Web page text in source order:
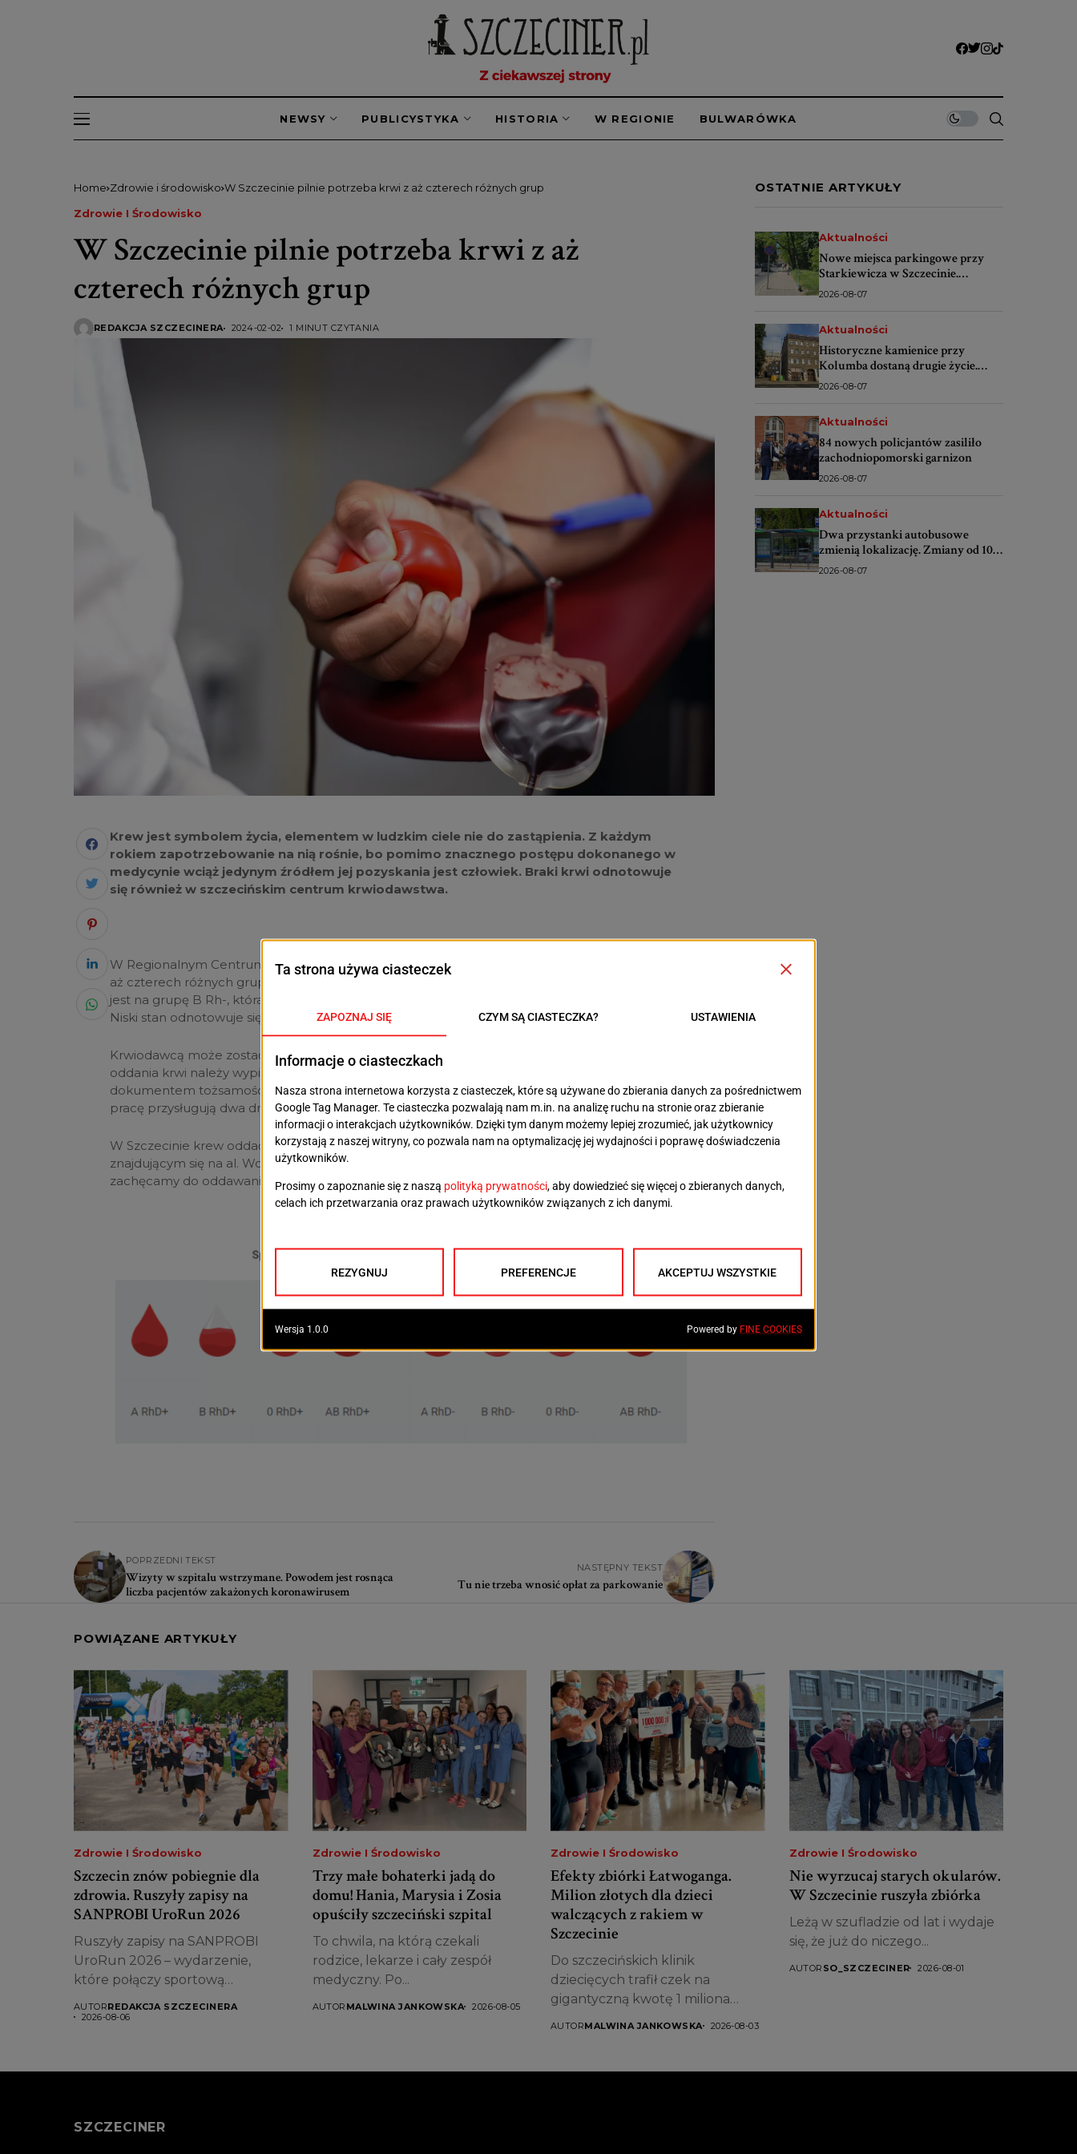
NEWSY PUBLICYSTYKA HISTORIA W REGIONIE BULWARÓWKA
Home Zdrowie i środowisko W Szczecinie pilnie potrzeba krwi z aż czterech różnych grup
Zdrowie I Środowisko
W Szczecinie pilnie potrzeba krwi z aż
czterech różnych grup
REDAKCJA SZCZECINERA 2024-02-02 1 MINUT CZYTANIA
Krew jest symbolem życia, elementem w ludzkim ciele nie do zastąpienia. Z każdym
rokiem zapotrzebowanie na nią rośnie, bo pomimo znacznego postępu dokonanego w
medycynie wciąż jedynym źródłem jej pozyskania jest człowiek. Braki krwi odnotowuje
się również w szczecińskim centrum krwiodawstwa.
W Regionalnym Centrum Krwiodawstwa i Krwiolecznictwa w Szczecinie pilnie potrzeba krwi z
aż czterech różnych grup. Według stanu na dzień 1 lutego 2024 największe zapotrzebowanie
jest na grupę B Rh-, która jest drugą najrzadziej występującą grupą krwi w Polsce oraz 0 Rh-.
Niski stan odnotowuje się również w zasobach krwi 0 Rh+ oraz A Rh-.
Krwiodawcą może zostać osoba zdrowa w wieku od 18 do 65 lat. Przed samą procedurą
oddania krwi należy wypić minimum 1,5 litra wody. Do oddziału powinno zgłosić się z aktualnym
dokumentem tożsamości. Dodatkowo, Honorowym Dawcom Krwi zatrudnionym na umowę o
pracę przysługują dwa dni wolnego.
W Szczecinie krew oddać można w Regionalnym Centrum Krwiodawstwa i Krwiolecznictwa
znajdującym się na al. Wojska Polskiego 80/82. Wszystkie osoby spełniające powyższe kryteria
zachęcamy do oddawania krwi, która ratuje życie.
POPRZEDNI TEKST
Wizyty w szpitalu wstrzymane. Powodem jest rosnąca
liczba pacjentów zakażonych koronawirusem
NASTĘPNY TEKST
Tu nie trzeba wnosić opłat za parkowanie
OSTATNIE ARTYKUŁY
Aktualności
Nowe miejsca parkingowe przy
Starkiewicza w Szczecinie.
Wybrano wykonawcę
2026-08-07
Aktualności
Historyczne kamienice przy
Kolumba dostaną drugie życie.
Rusza wielki remont
2026-08-07
Aktualności
84 nowych policjantów zasiliło
zachodniopomorski garnizon
2026-08-07
Aktualności
Dwa przystanki autobusowe
zmienią lokalizację. Zmiany od 10
sierpnia
2026-08-07
POWIĄZANE ARTYKUŁY
Zdrowie I Środowisko
Szczecin znów pobiegnie dla
zdrowia. Ruszyły zapisy na
SANPROBI UroRun 2026
Ruszyły zapisy na SANPROBI
UroRun 2026 – wydarzenie,
które połączy sportową
AUTORREDAKCJA SZCZECINERA
2026-08-06
Zdrowie I Środowisko
Trzy małe bohaterki jadą do
domu! Hania, Marysia i Zosia
opuściły szczeciński szpital
To chwila, na którą czekali
rodzice, lekarze i cały zespół
medyczny. Po...
AUTOR MALWINA JANKOWSKA 2026-08-05
Zdrowie I Środowisko
Efekty zbiórki Łatwoganga.
Milion złotych dla dzieci
walczących z rakiem w
Szczecinie
Do szczecińskich klinik
dziecięcych trafił czek na
gigantyczną kwotę 1 miliona
AUTORMALWINA JANKOWSKA 2026-08-03
Zdrowie I Środowisko
Nie wyrzucaj starych okularów.
W Szczecinie ruszyła zbiórka
Leżą w szufladzie od lat i wydaje
się, że już do niczego...
AUTOR SO_SZCZECINER 2026-08-01
SZCZECINER